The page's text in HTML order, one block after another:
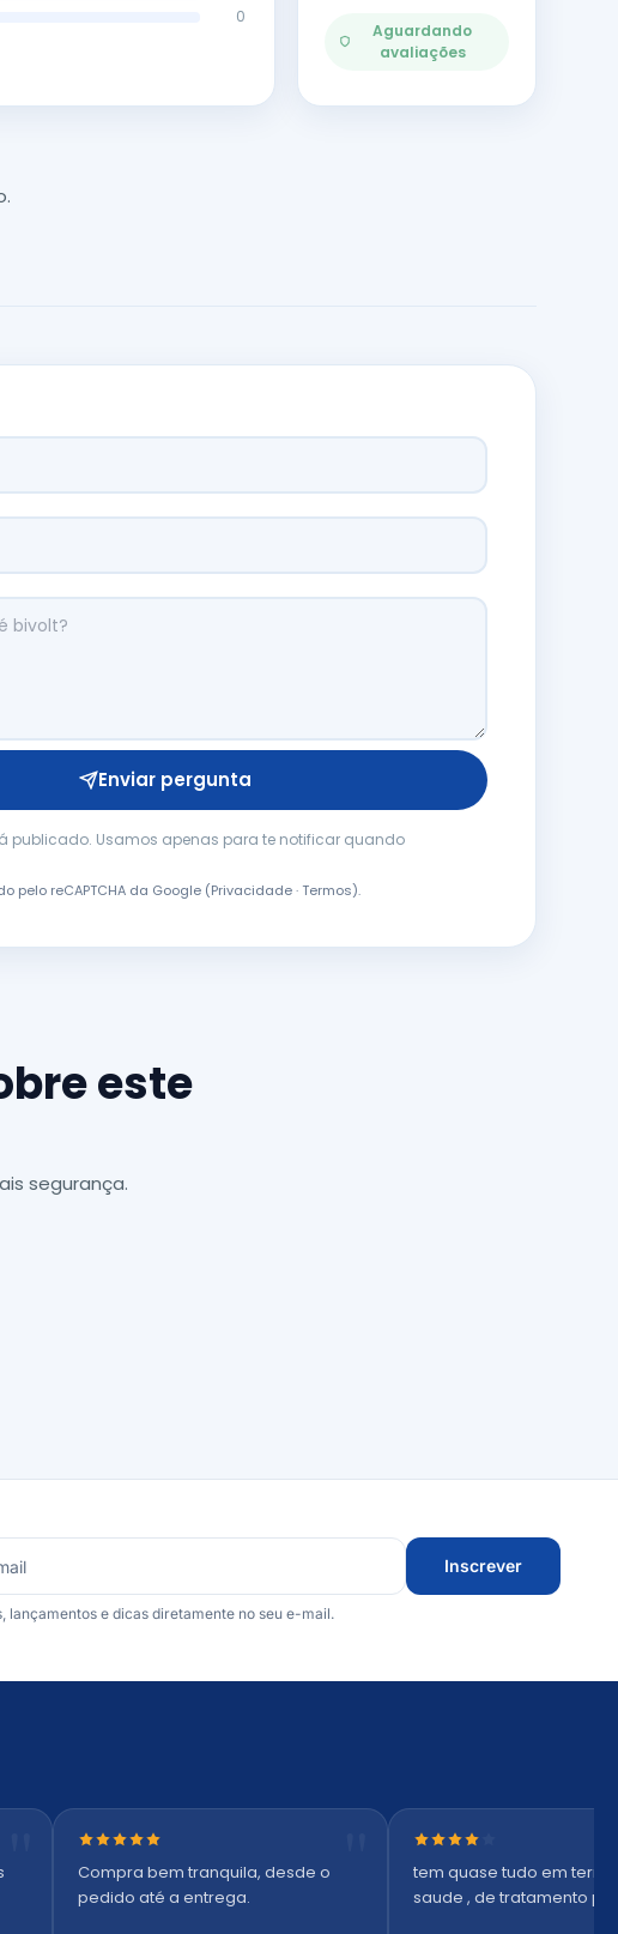
0
Aguardando
avaliações
Enviar pergunta
publicado. Usamos apenas para te notificar quando
pelo reCAPTCHA da Google (Privacidade·Termos).
este
segurança.
Inscrever
lançamentos e dicas diretamente no seu e-mail.
Nota 5 de 5 estrelas
Compra bem tranquila, desde o
pedido até a entrega.
Nota 4 de 5 estrelas
tem quase tudo em
saude , de tratamento